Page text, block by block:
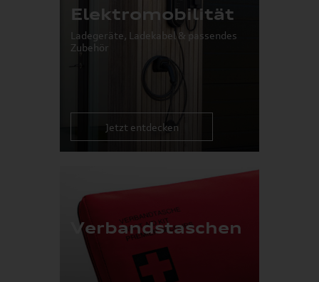
Elektromobilität
Ladegeräte, Ladekabel & passendes
Zubehör
Jetzt entdecken
Verbandstaschen